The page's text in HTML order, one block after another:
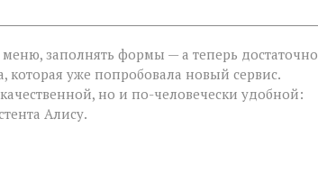
заполнять формы — а теперь достаточно
которая уже попробовала новый сервис.
но и по-человечески удобной:
Алису.